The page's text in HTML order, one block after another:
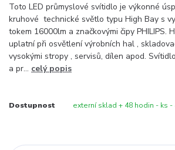
Toto LED průmyslové svítidlo je výkonné
kruhové technické světlo typu High Bay s
tokem 16000lm a značkovými čipy PHILIPS.
uplatní při osvětlení výrobních hal ,
vysokými stropy , servisů, dílen apod.
a pr... celý popis
Dostupnost externí sklad + 48 hodin - ks -